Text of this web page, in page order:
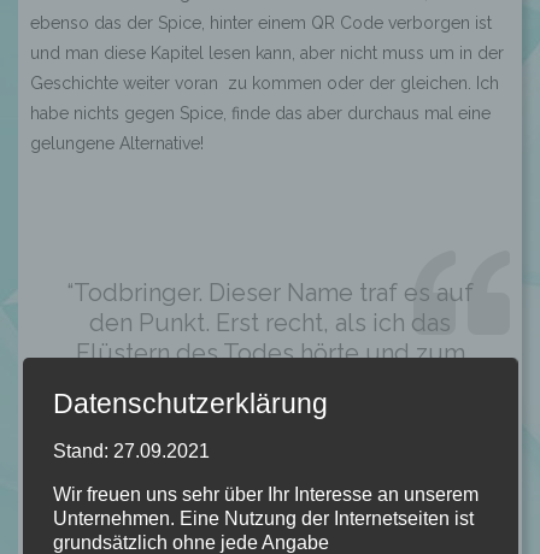
ebenso das der Spice, hinter einem QR Code verborgen ist
und man diese Kapitel lesen kann, aber nicht muss um in der
Geschichte weiter voran zu kommen oder der gleichen. Ich
habe nichts gegen Spice, finde das aber durchaus mal eine
gelungene Alternative!
“Todbringer. Dieser Name traf es auf
den Punkt. Erst recht, als ich das
Flüstern des Todes hörte und zum
reine, ursprüngliche Kraft
wahrnahm.” S. 320
Datenschutzerklärung
Stand: 27.09.2021
Wir freuen uns sehr über Ihr Interesse an unserem
Unternehmen. Eine Nutzung der Internetseiten ist
grundsätzlich ohne jede Angabe